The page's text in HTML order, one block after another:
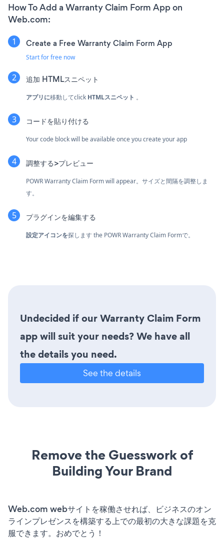
How To Add a Warranty Claim Form App on
Web.com:
Create a Free Warranty Claim Form App
Start for free now
追加 HTMLスニペット
アプリに移動してclick HTMLスニペット 。
コードを貼り付ける
Your code block will be available once you create your app
調整する>プレビュー
POWR Warranty Claim Form will appear。サイズと間隔を調整しま
す。
プラグインを編集する
設定アイコンを探します the POWR Warranty Claim Formで。
Undecided if our Warranty Claim Form
app will suit your needs? We have all
the details you need.
See the details
Remove the Guesswork of
Building Your Brand
Web.com webサイトを稼働させれば、ビジネスのオン
ラインプレゼンスを構築する上での最初の大きな課題を克
服できます。おめでとう！